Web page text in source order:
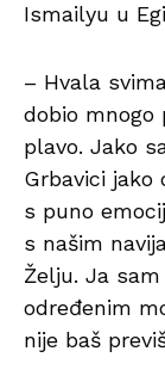
Ismailyu u
– Hvala
dobio mnogo
plavo. Jako
Grbavici jako
s puno
s našim
Želju. Ja
određenim
nije baš